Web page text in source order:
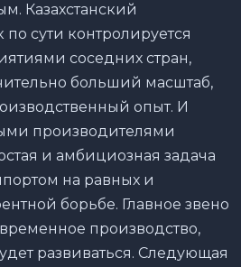
Казахстанский
сути контролируется
соседних стран,
больший масштаб,
опыт. И
производителями
и амбициозная задача
на равных и
борьбе. Главное звено
производство,
развиваться. Следующая